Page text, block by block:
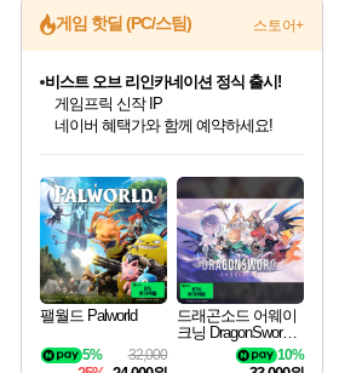
게임 핫딜 (PC/스팀) 스토어+
최대 90% 할인가를 만나보세요!
네이버혜택과 함께 만나보세요!
50%할인&추가 적립까지!
네이버 포인트 혜택까지!
이니&베니 혜택까지!
비스트 오브 리인카네이션 정식 출시!
게임프릭 신작 IP
네이버 혜택가와 함께 예약하세요!
할인&네이버혜택으로 만나보세요!
네이버페이 혜택과 만나보세요!
40주년 프로모션으로 만나보세요!
할인가에 만나보세요!
일부 에디션 상시 할인!
혜택으로 예약 판매 중
편안하게 충전하세요
팰월드 Palworld
32,000
5%
드래곤소드 어웨이
크닝 DragonSword A
10%